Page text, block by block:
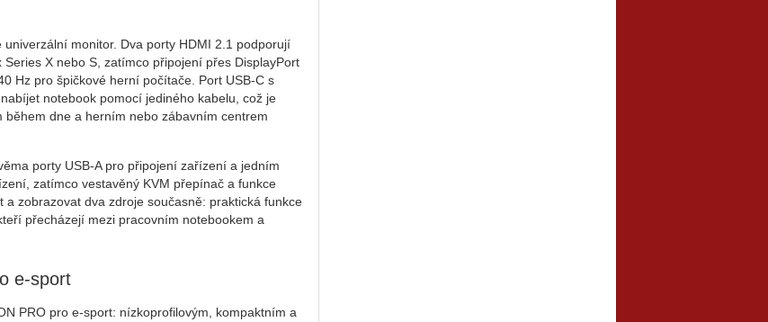
monitor. Dva porty HDMI 2.1 podporují
X nebo S, zatímco připojení přes DisplayPort
Hz pro špičkové herní počítače. Port USB-C s
notebook pomocí jediného kabelu, což je
dne a herním nebo zábavním centrem
porty USB-A pro připojení zařízení a jedním
zatímco vestavěný KVM přepínač a funkce
zobrazovat dva zdroje současně: praktická funkce
přecházejí mezi pracovním notebookem a
e-sport
PRO pro e-sport: nízkoprofilovým, kompaktním a